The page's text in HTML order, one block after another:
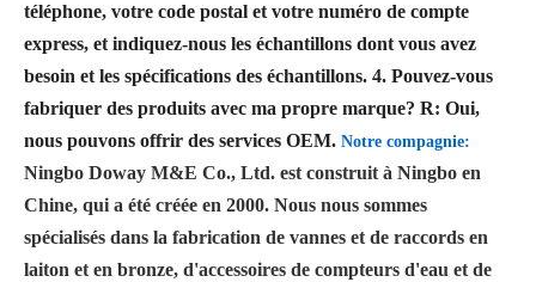
téléphone, votre code postal et votre numéro de compte
express, et indiquez-nous les échantillons dont vous avez
besoin et les spécifications des échantillons. 4. Pouvez-vous
fabriquer des produits avec ma propre marque? R: Oui,
nous pouvons offrir des services OEM. Notre compagnie:
Ningbo Doway M&E Co., Ltd. est construit à Ningbo en
Chine, qui a été créée en 2000. Nous nous sommes
spécialisés dans la fabrication de vannes et de raccords en
laiton et en bronze, d'accessoires de compteurs d'eau et de